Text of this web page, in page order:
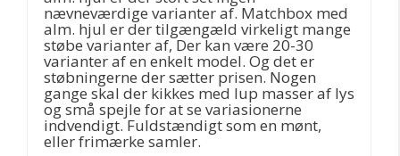
nævneværdige varianter af. Matchbox med
alm. hjul er der tilgængæld virkeligt mange
støbe varianter af, Der kan være 20-30
varianter af en enkelt model. Og det er
støbningerne der sætter prisen. Nogen
gange skal der kikkes med lup masser af lys
og små spejle for at se variasionerne
indvendigt. Fuldstændigt som en mønt,
eller frimærke samler.